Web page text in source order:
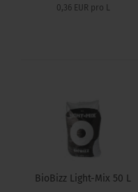
0,36 EUR pro L
BioBizz Light-Mix 50 L